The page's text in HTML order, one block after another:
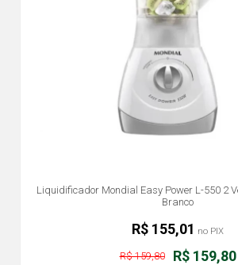
Liquidificador Mondial Easy Power L-550 2
Branco
R$ 159,80
R$ 159,80
R$ 155,01 no PIX